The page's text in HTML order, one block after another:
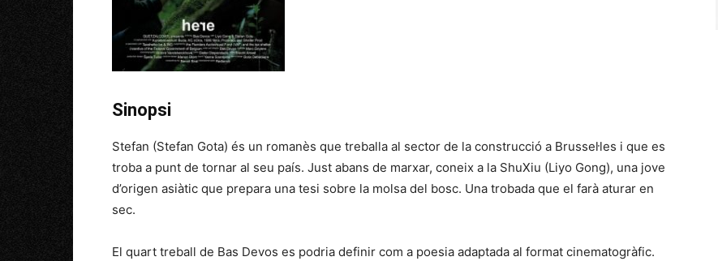
Sinopsi
Stefan (Stefan Gota) és un romanès que treballa al sector de la construcció a Brussel·les i que es
troba a punt de tornar al seu país. Just abans de marxar, coneix a la ShuXiu (Liyo Gong), una jove
d’origen asiàtic que prepara una tesi sobre la molsa del bosc. Una trobada que el farà aturar en
sec.
El quart treball de Bas Devos es podria definir com a poesia adaptada al format cinematogràfic.